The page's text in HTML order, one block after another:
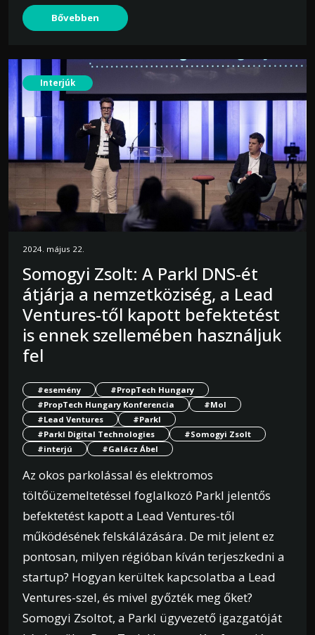
Bővebben
Interjúk
2024. május 22.
Somogyi Zsolt: A Parkl DNS-ét
átjárja a nemzetköziség, a Lead
Ventures-től kapott befektetést
is ennek szellemében használjuk
fel
#esemény
#PropTech Hungary
#PropTech Hungary Konferencia
#Mol
#Lead Ventures
#Parkl
#Parkl Digital Technologies
#Somogyi Zsolt
#interjú
#Galácz Ábel
Az okos parkolással és elektromos
töltőüzemeltetéssel foglalkozó Parkl jelentős
befektetést kapott a Lead Ventures-től
működésének felskálázására. De mit jelent ez
pontosan, milyen régióban kíván terjeszkedni a
startup? Hogyan kerültek kapcsolatba a Lead
Ventures-szel, és mivel győzték meg őket?
Somogyi Zsoltot, a Parkl ügyvezető igazgatóját